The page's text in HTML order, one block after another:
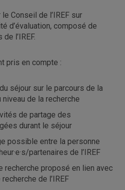
Conseil de l’IREF sur
d’évaluation, composé de
l’IREF.
pris en compte :
séjour sur le parcours de la
de la recherche
de partage des
durant le séjour
possible entre la personne
partenaires de l’IREF
recherche proposé en lien avec
de l’IREF